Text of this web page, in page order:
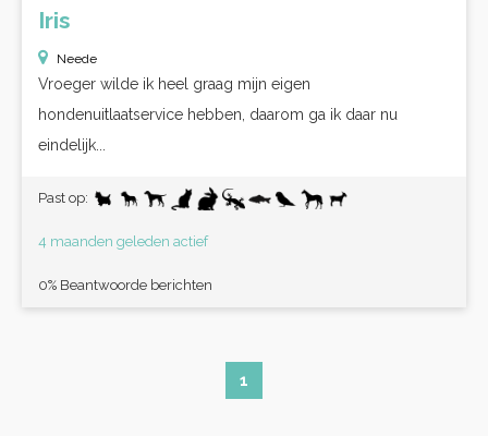
Iris
Neede
Vroeger wilde ik heel graag mijn eigen
hondenuitlaatservice hebben, daarom ga ik daar nu
eindelijk...
Past op:
4 maanden geleden actief
0% Beantwoorde berichten
1